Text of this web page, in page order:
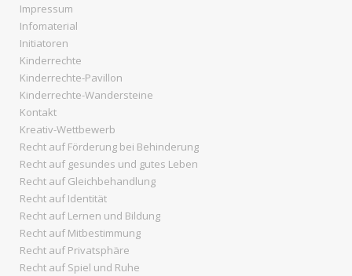
Impressum
Infomaterial
Initiatoren
Kinderrechte
Kinderrechte-Pavillon
Kinderrechte-Wandersteine
Kontakt
Kreativ-Wettbewerb
Recht auf Förderung bei Behinderung
Recht auf gesundes und gutes Leben
Recht auf Gleichbehandlung
Recht auf Identität
Recht auf Lernen und Bildung
Recht auf Mitbestimmung
Recht auf Privatsphäre
Recht auf Spiel und Ruhe